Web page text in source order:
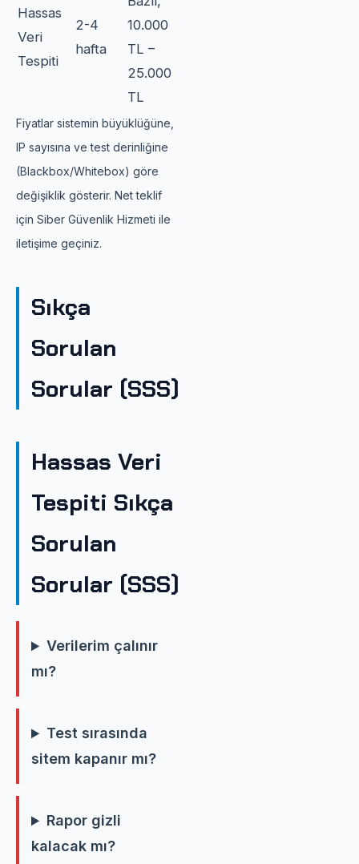
Hassas
Veri
Tespiti
2-4
hafta
10.000
TL –
25.000
TL
Fiyatlar sistemin büyüklüğüne,
IP sayısına ve test derinliğine
(Blackbox/Whitebox) göre
değişiklik gösterir. Net teklif
için Siber Güvenlik Hizmeti ile
iletişime geçiniz.
Sıkça
Sorulan
Sorular (SSS)
Hassas Veri
Tespiti Sıkça
Sorulan
Sorular (SSS)
Verilerim çalınır
mı?
Test sırasında
sitem kapanır mı?
Rapor gizli
kalacak mı?